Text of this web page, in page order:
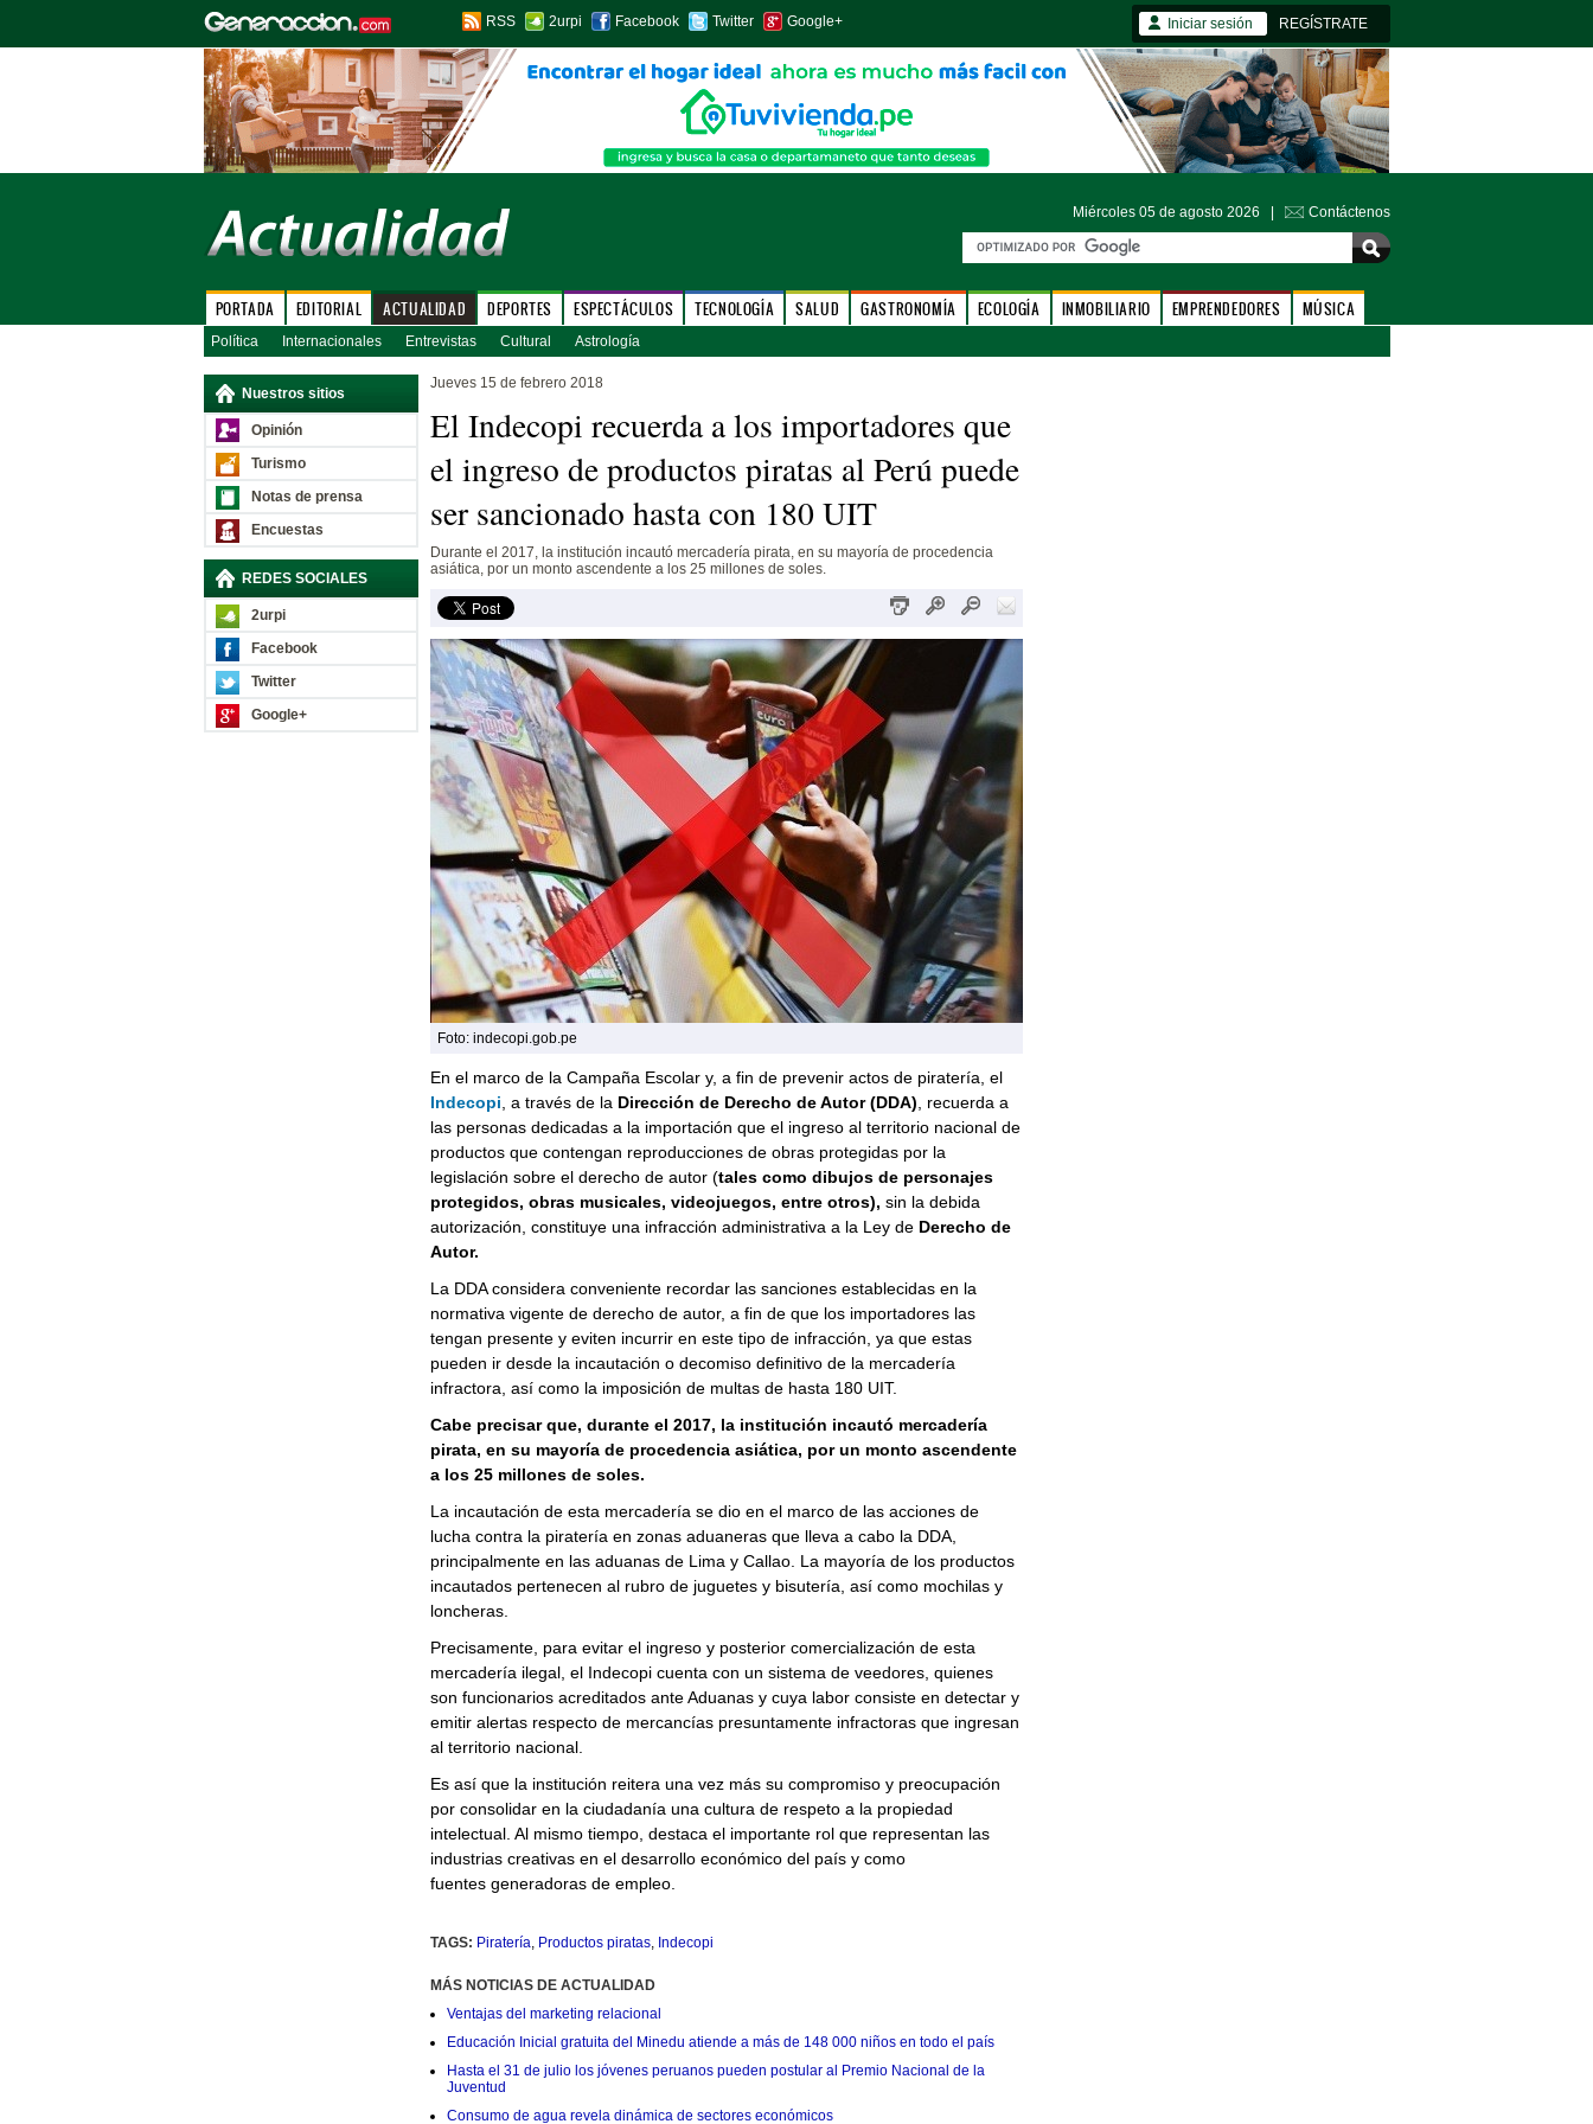
RSS 2urpi Facebook Twitter Google+ Iniciar sesión REGÍSTRATE
Miércoles 05 de agosto 2026 | Contáctenos
PORTADA EDITORIAL ACTUALIDAD DEPORTES ESPECTÁCULOS TECNOLOGÍA SALUD GASTRONOMÍA ECOLOGÍA INMOBILIARIO EMPRENDEDORES MÚSICA
Política Internacionales Entrevistas Cultural Astrología
Nuestros sitios
Opinión
Turismo
Notas de prensa
Encuestas
REDES SOCIALES
2urpi
Facebook
Twitter
Google+
Jueves 15 de febrero 2018
El Indecopi recuerda a los importadores que
el ingreso de productos piratas al Perú puede
ser sancionado hasta con 180 UIT
Durante el 2017, la institución incautó mercadería pirata, en su mayoría de procedencia
asiática, por un monto ascendente a los 25 millones de soles.
Foto: indecopi.gob.pe
En el marco de la Campaña Escolar y, a fin de prevenir actos de piratería, el
Indecopi , a través de la Dirección de Derecho de Autor (DDA) , recuerda a
las personas dedicadas a la importación que el ingreso al territorio nacional de
productos que contengan reproducciones de obras protegidas por la
legislación sobre el derecho de autor (tales como dibujos de personajes
protegidos, obras musicales, videojuegos, entre otros), sin la debida
autorización, constituye una infracción administrativa a la Ley deDerecho de
Autor.
La DDA considera conveniente recordar las sanciones establecidas en la
normativa vigente de derecho de autor, a fin de que los importadores las
tengan presente y eviten incurrir en este tipo de infracción, ya que estas
pueden ir desde la incautación o decomiso definitivo de la mercadería
infractora, así como la imposición de multas de hasta 180 UIT.
Cabe precisar que, durante el 2017, la institución incautó mercadería
pirata, en su mayoría de procedencia asiática, por un monto ascendente
a los 25 millones de soles.
La incautación de esta mercadería se dio en el marco de las acciones de
lucha contra la piratería en zonas aduaneras que lleva a cabo la DDA,
principalmente en las aduanas de Lima y Callao. La mayoría de los productos
incautados pertenecen al rubro de juguetes y bisutería, así como mochilas y
loncheras.
Precisamente, para evitar el ingreso y posterior comercialización de esta
mercadería ilegal, el Indecopi cuenta con un sistema de veedores, quienes
son funcionarios acreditados ante Aduanas y cuya labor consiste en detectar y
emitir alertas respecto de mercancías presuntamente infractoras que ingresan
al territorio nacional.
Es así que la institución reitera una vez más su compromiso y preocupación
por consolidar en la ciudadanía una cultura de respeto a la propiedad
intelectual. Al mismo tiempo, destaca el importante rol que representan las
industrias creativas en el desarrollo económico del país y como
fuentes generadoras de empleo.
TAGS: Piratería, Productos piratas, Indecopi
MÁS NOTICIAS DE ACTUALIDAD
Ventajas del marketing relacional
Educación Inicial gratuita del Minedu atiende a más de 148 000 niños en todo el país
Hasta el 31 de julio los jóvenes peruanos pueden postular al Premio Nacional de la
Juventud
Consumo de agua revela dinámica de sectores económicos